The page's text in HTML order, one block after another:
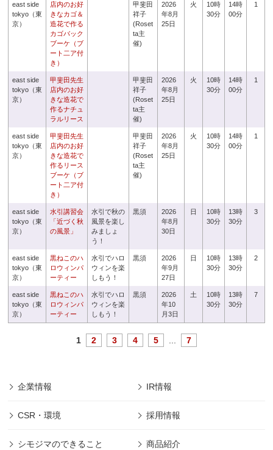
east side
tokyo（東
京）
店内のお好
きなカゴ＆
造花で作る
カゴバック
ブーケ（ブ
ート二ア付
き）
甲斐田
祥子
(Roset
ta主
催)
2026
年8月
25日
火
10時
30分
14時
00分
1
east side
tokyo（東
京）
甲斐田先生
店内のお好
きな造花で
作るナチュ
ラルリース
甲斐田
祥子
(Roset
ta主
催)
2026
年8月
25日
火
10時
30分
14時
00分
1
east side
tokyo（東
京）
甲斐田先生
店内のお好
きな造花で
作るリース
ブーケ（ブ
ート二ア付
き）
甲斐田
祥子
(Roset
ta主
催)
2026
年8月
25日
火
10時
30分
14時
00分
1
east side
tokyo（東
京）
水引講習会
「近づく秋
の風景」
水引で秋の
風景を楽し
みましょ
う！
黒須
2026
年8月
30日
日
10時
30分
13時
30分
3
east side
tokyo（東
京）
黒ねこのハ
ロウィンパ
ーティー
水引でハロ
ウィンを楽
しもう！
黒須
2026
年9月
27日
日
10時
30分
13時
30分
2
east side
tokyo（東
京）
黒ねこのハ
ロウィンパ
ーティー
水引でハロ
ウィンを楽
しもう！
黒須
2026
年10
月3日
土
10時
30分
13時
30分
7
1 2 3 4 5 7
企業情報 IR情報
CSR・環境 採用情報
シモジマのできること 商品紹介